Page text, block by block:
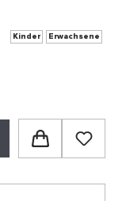
Kinder Erwachsene